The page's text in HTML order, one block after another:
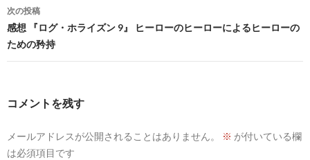
ビ
ゲ
ー
ョ
ン
次の投稿
感想 『ログ・ホライズン 9』 ヒーローのヒーローによるヒーローの
ための矜持
コメントを残す
メールアドレスが公開されることはありません。 ※ が付いている欄
は必須項目です